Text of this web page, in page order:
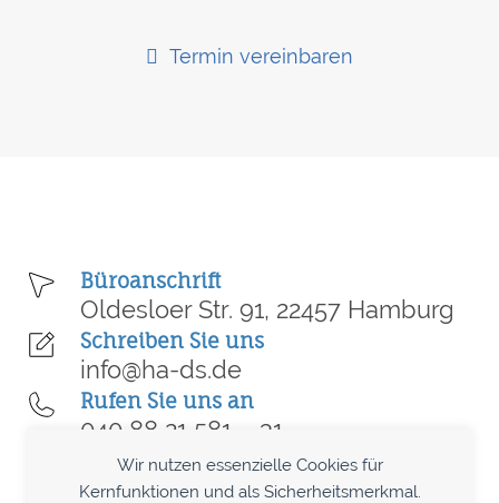
Wir nutzen essenzielle Cookies für
Kernfunktionen und als Sicherheitsmerkmal.
Termin vereinbaren
Büroanschrift
Oldesloer Str. 91, 22457 Hamburg
Schreiben Sie uns
info@ha-ds.de
Rufen Sie uns an
040 88 21 581 – 31
Termin vereinbaren
Kostenlose Erstberatung